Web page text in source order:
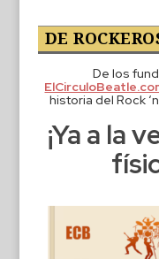
DE
De los
historia del Rock
¡Ya a la